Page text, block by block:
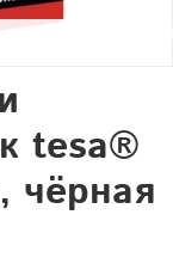
tesa®
чёрная